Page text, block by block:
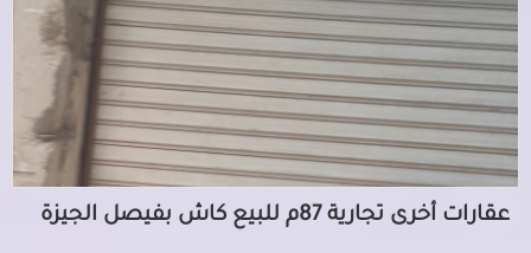
عقارات أخرى تجارية 87م للبيع كاش بفيصل الجيزة